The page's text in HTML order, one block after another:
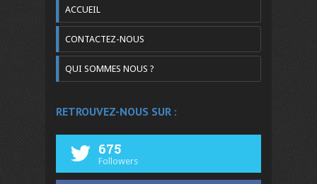
ACCUEIL
CONTACTEZ-NOUS
QUI SOMMES NOUS ?
RETROUVEZ-NOUS SUR :
675
Followers